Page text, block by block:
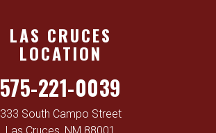
LAS CRUCES
LOCATION
575-221-0039
333 South Campo Street